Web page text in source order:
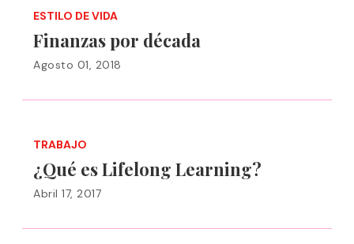
ESTILO DE VIDA
Finanzas por década
Agosto 01, 2018
TRABAJO
¿Qué es Lifelong Learning?
Abril 17, 2017